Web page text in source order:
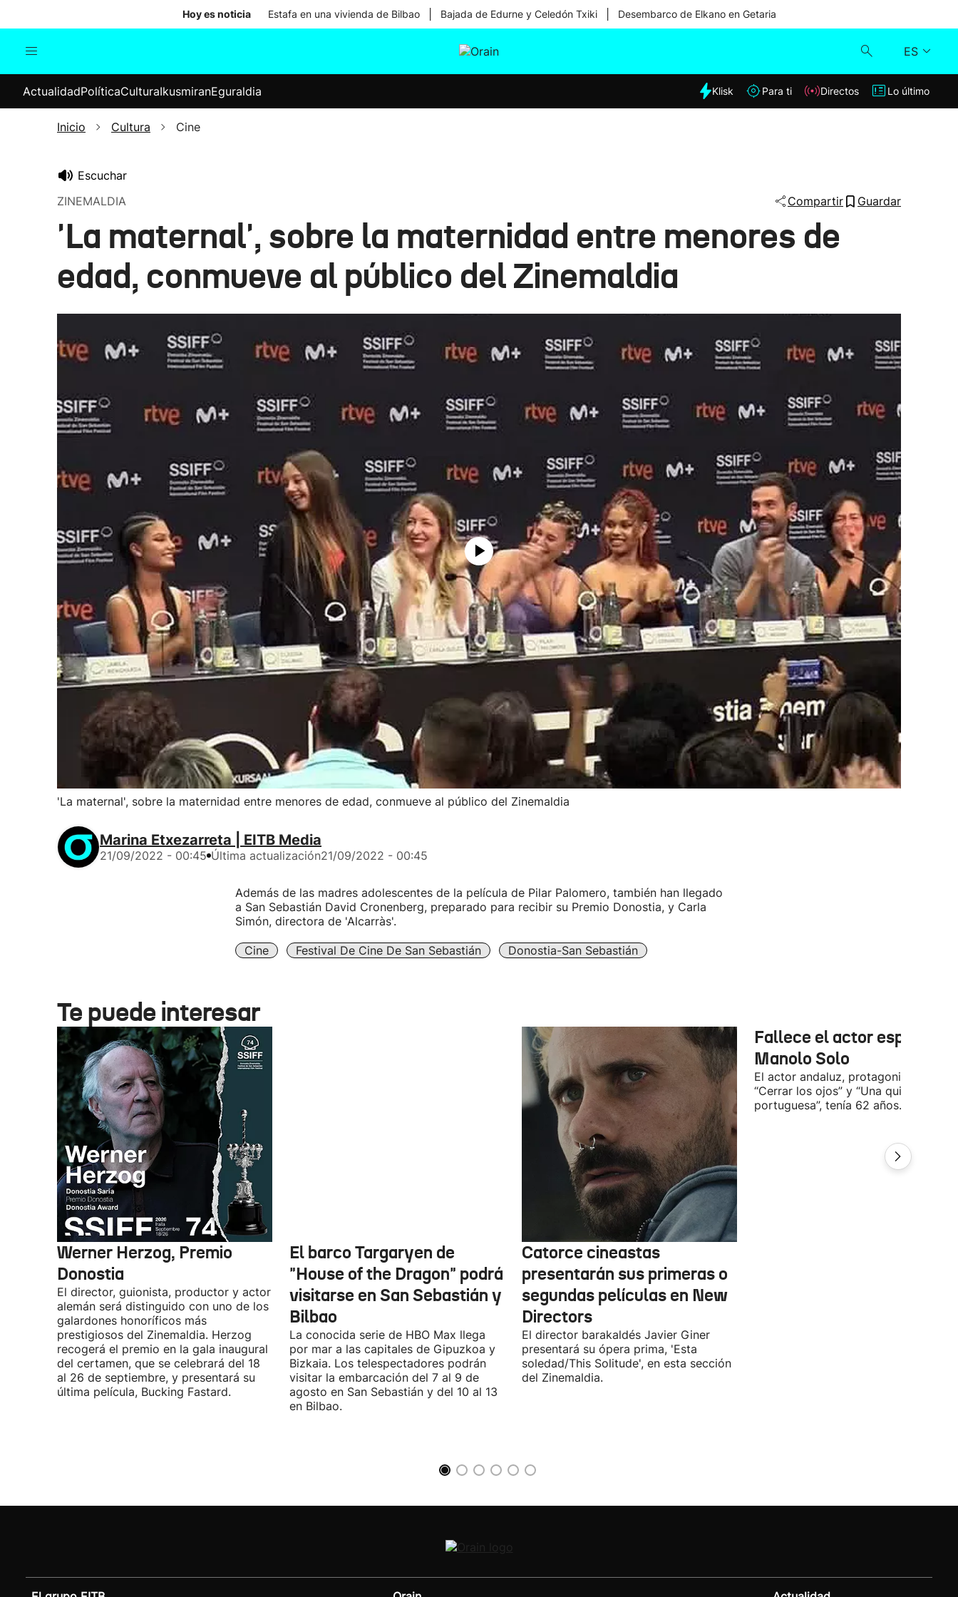
Hoy es noticia Estafa en una vivienda de Bilbao Bajada de Edurne y Celedón Txiki Desembarco de Elkano en Getaria
ES
Internacional
Elecciones
Klisk
ActualidadPolíticaCulturaIkusmiranEguraldia Klisk Para ti Directos Lo último
Inicio Cultura Cine
Escuchar
ZINEMALDIA
Compartir Guardar
'La maternal', sobre la maternidad entre menores de
edad, conmueve al público del Zinemaldia
'La maternal', sobre la maternidad entre menores de edad, conmueve al público del Zinemaldia
Marina Etxezarreta | EITB Media
21/09/2022 - 00:45 Última actualización21/09/2022 - 00:45
Además de las madres adolescentes de la película de Pilar Palomero, también han llegado
a San Sebastián David Cronenberg, preparado para recibir su Premio Donostia, y Carla
Simón, directora de 'Alcarràs'.
Cine Festival De Cine De San Sebastián Donostia-San Sebastián
Te puede interesar
Werner Herzog, Premio
Donostia
El director, guionista, productor y actor
alemán será distinguido con uno de los
galardones honoríficos más
prestigiosos del Zinemaldia. Herzog
recogerá el premio en la gala inaugural
del certamen, que se celebrará del 18
al 26 de septiembre, y presentará su
última película, Bucking Fastard.
El barco Targaryen de
"House of the Dragon" podrá
visitarse en San Sebastián y
Bilbao
La conocida serie de HBO Max llega
por mar a las capitales de Gipuzkoa y
Bizkaia. Los telespectadores podrán
visitar la embarcación del 7 al 9 de
agosto en San Sebastián y del 10 al 13
en Bilbao.
Catorce cineastas
presentarán sus primeras o
segundas películas en New
Directors
El director barakaldés Javier Giner
presentará su ópera prima, 'Esta
soledad/This Solitude', en esta sección
del Zinemaldia.
Fallece el actor español
Manolo Solo
El actor andaluz, protagonista de
“Cerrar los ojos” y “Una quinta
portuguesa”, tenía 62 años.